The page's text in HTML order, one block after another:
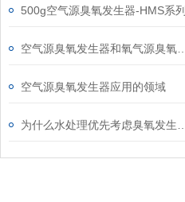
500g空气源臭氧发生器-HMS系列
空气源臭氧发生器应用的领域